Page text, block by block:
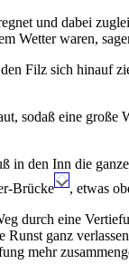
und dabei
waren,
Filz sich hinauf
sodaß eine große
den Inn die
Brücke
, etwas
durch eine
ganz
mehr